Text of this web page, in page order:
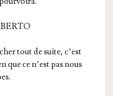
tout de suite, c’est
que ce n’est pas nous